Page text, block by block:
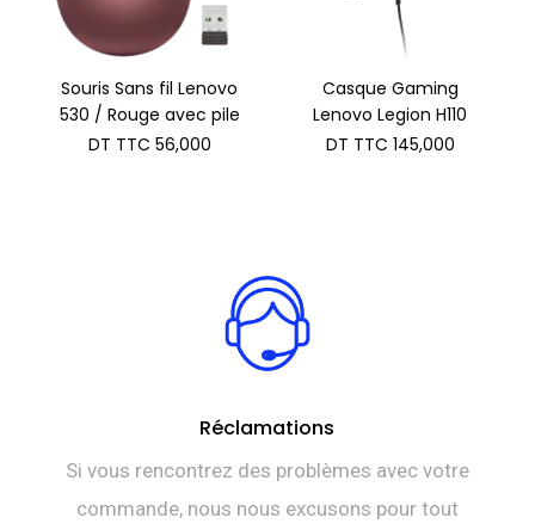
Souris Sans fil Lenovo
530 / Rouge avec pile
DT TTC 56,000
Casque Gaming
Lenovo Legion H110
DT TTC 145,000
Réclamations
Si vous rencontrez des problèmes avec votre
commande, nous nous excusons pour tout